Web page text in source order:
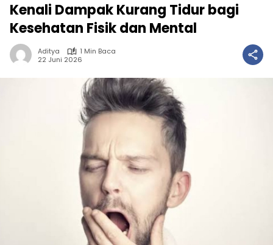
Kenali Dampak Kurang Tidur bagi
Kesehatan Fisik dan Mental
Aditya
1 Min Baca
22 Juni 2026